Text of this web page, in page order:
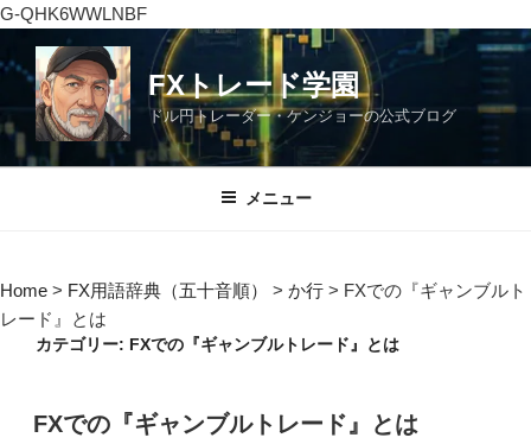
G-QHK6WWLNBF
ン
ン
ツ
プ
FXトレード学園
ドル円トレーダー・ケンジョーの公式ブログ
メニュー
Home > FX用語辞典（五十音順） > か行 > FXでの『ギャンブルト
レード』とは
カテゴリー: FXでの『ギャンブルトレード』とは
投
稿
FXでの『ギャンブルトレード』とは